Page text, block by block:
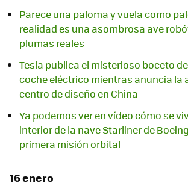
Parece una paloma y vuela como
realidad es una asombrosa ave
plumas reales
Tesla publica el misterioso boceto
coche eléctrico mientras anuncia la
centro de diseño en China
Ya podemos ver en vídeo cómo se
interior de la nave Starliner de
primera misión orbital
16 enero